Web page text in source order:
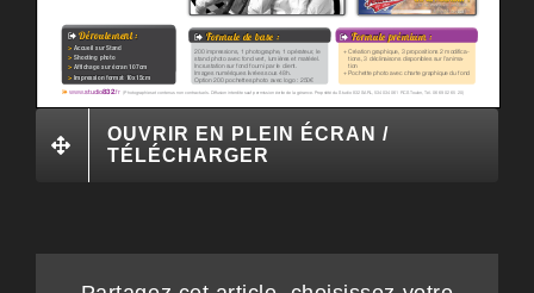
OUVRIR EN PLEIN ÉCRAN /
TÉLÉCHARGER